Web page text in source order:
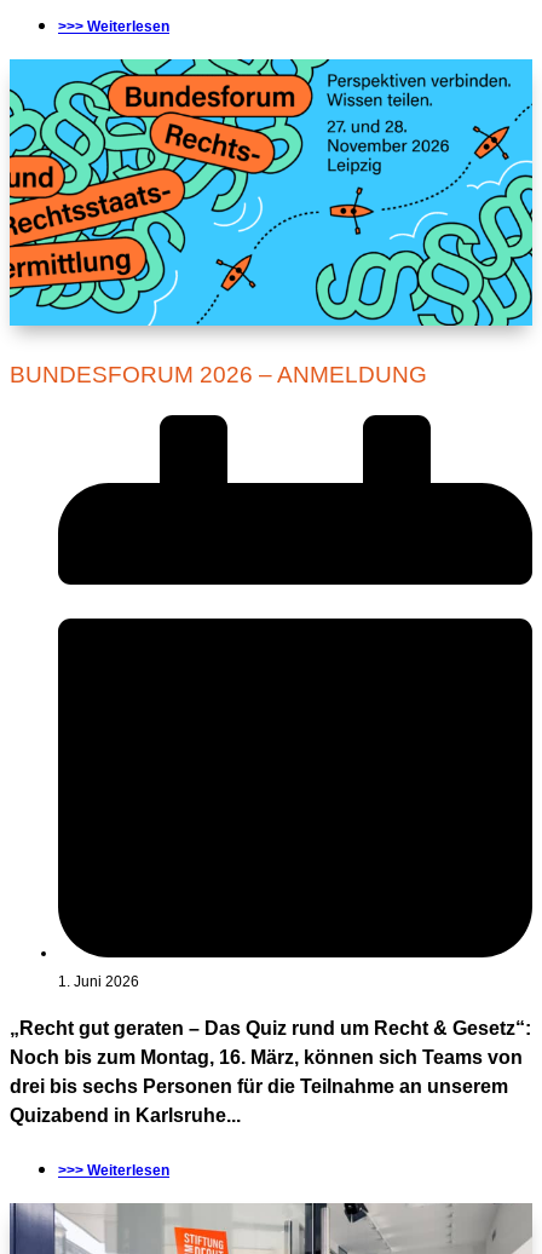
>>> Weiterlesen
BUNDESFORUM 2026 – ANMELDUNG
1. Juni 2026
„Recht gut geraten – Das Quiz rund um Recht & Gesetz“:
Noch bis zum Montag, 16. März, können sich Teams von
drei bis sechs Personen für die Teilnahme an unserem
Quizabend in Karlsruhe...
>>> Weiterlesen